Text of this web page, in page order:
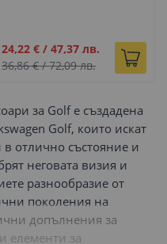
Промо
цена
24,22 € /47,37 лв.
36,86 €/72,09 лв.
за Golf е създадена
Golf, които искат
отлично състояние и
неговата визия и
разнообразие от
поколения на
допълнения за
елементи за